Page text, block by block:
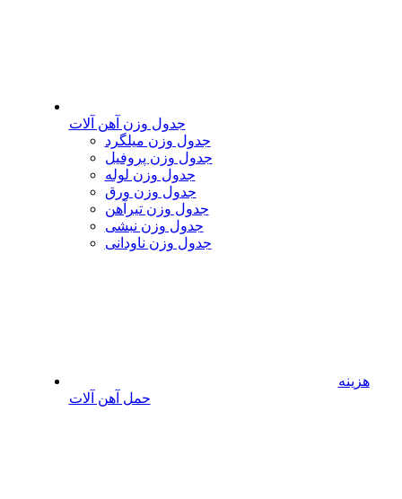
جدول وزن آهن آلات
جدول وزن میلگرد
جدول وزن پروفیل
جدول وزن لوله
جدول وزن ورق
جدول وزن تیرآهن
جدول وزن نبشی
جدول وزن ناودانی
هزینه
حمل آهن آلات